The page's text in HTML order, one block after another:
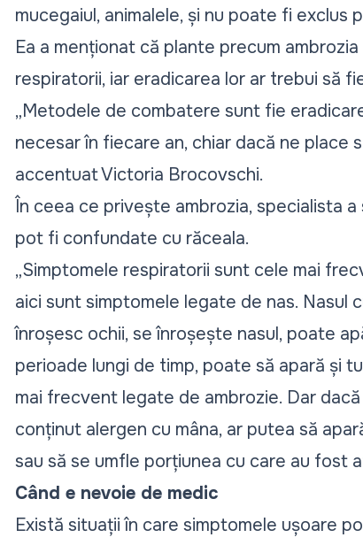
mucegaiul, animalele, și nu poate fi exclus
Ea a menționat că plante precum
respiratorii, iar eradicarea lor ar trebui să
„Metodele de combatere sunt fie
necesar în fiecare an, chiar dacă ne place
accentuat Victoria Brocovschi.
În ceea ce privește ambrozia, specialista
pot fi confundate cu răceala.
„Simptomele respiratorii sunt cele mai
aici sunt simptomele legate de nas. Nasul
înroșesc ochii, se înroșește nasul, poate
perioade lungi de timp, poate să apară și
mai frecvent legate de ambrozie. Dar
conținut alergen cu mâna, ar putea să
sau să se umfle porțiunea cu care au fost
Când e nevoie de medic
Există situații în care simptomele ușoare